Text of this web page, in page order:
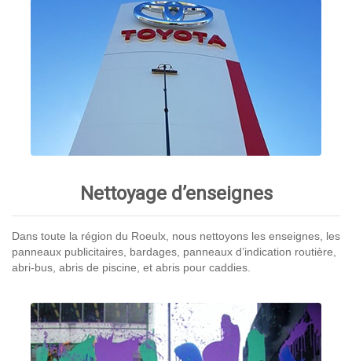
Nettoyage d’enseignes
Dans toute la région du Roeulx, nous nettoyons les enseignes, les
panneaux publicitaires, bardages, panneaux d’indication routière,
abri-bus, abris de piscine, et abris pour caddies.